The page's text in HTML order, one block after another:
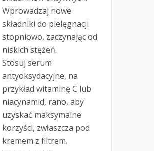
Wprowadzaj nowe
składniki do pielęgnacji
stopniowo, zaczynając od
niskich stężeń.
Stosuj serum
antyoksydacyjne, na
przykład witaminę C lub
niacynamid, rano, aby
uzyskać maksymalne
korzyści, zwłaszcza pod
kremem z filtrem.